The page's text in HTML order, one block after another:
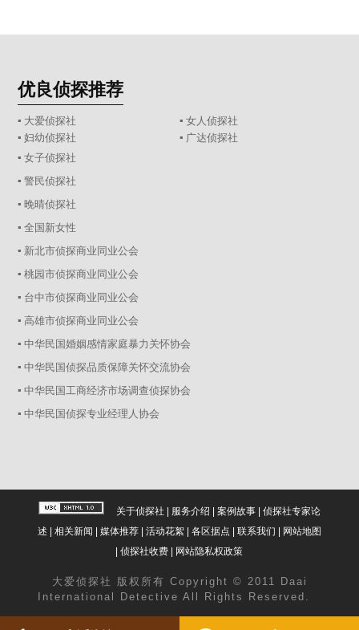
优良侦探推荐
▪ 大爱侦探社
▪ 女人侦探社
▪ 妇幼侦探社
▪ 广达侦探社
▪ 女子侦探社
▪ 警民侦探社
▪ 晚晴侦探社
▪ 全国新女性
▪ 新北市侦探商业同业公会
▪ 桃园市侦探商业同业公会
▪ 台中市侦探商业同业公会
▪ 高雄市侦探商业同业公会
▪ 中华民国婚姻感情家庭暴力关怀协会
▪ 中华民国侦探品质保障关怀交流协会
▪ 中华民国工商经济市场调查侦探协会
▪ 中华民国侦探专业经理人协会
关于侦探社 | 服务介绍 | 案例故事| 侦探社专家论
述 | 相关新闻 | 媒体推荐| 活动花絮| 各区据点 | 联系我们 | 网站地图
|侦探社收费 | 网站隐私权政策
大爱 侦探社
版权所有 Copyright © 2011 Daai
International Detective All Rights Reserved.